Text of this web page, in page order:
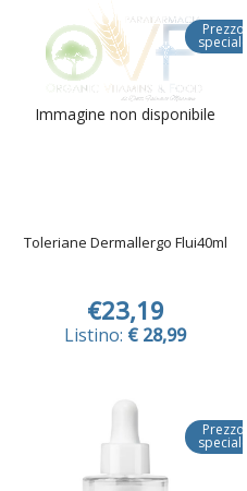
Immagine non disponibile
Prezzo
Toleriane Dermallergo Flui40ml
€23,19
Listino: € 28,99
Prezzo